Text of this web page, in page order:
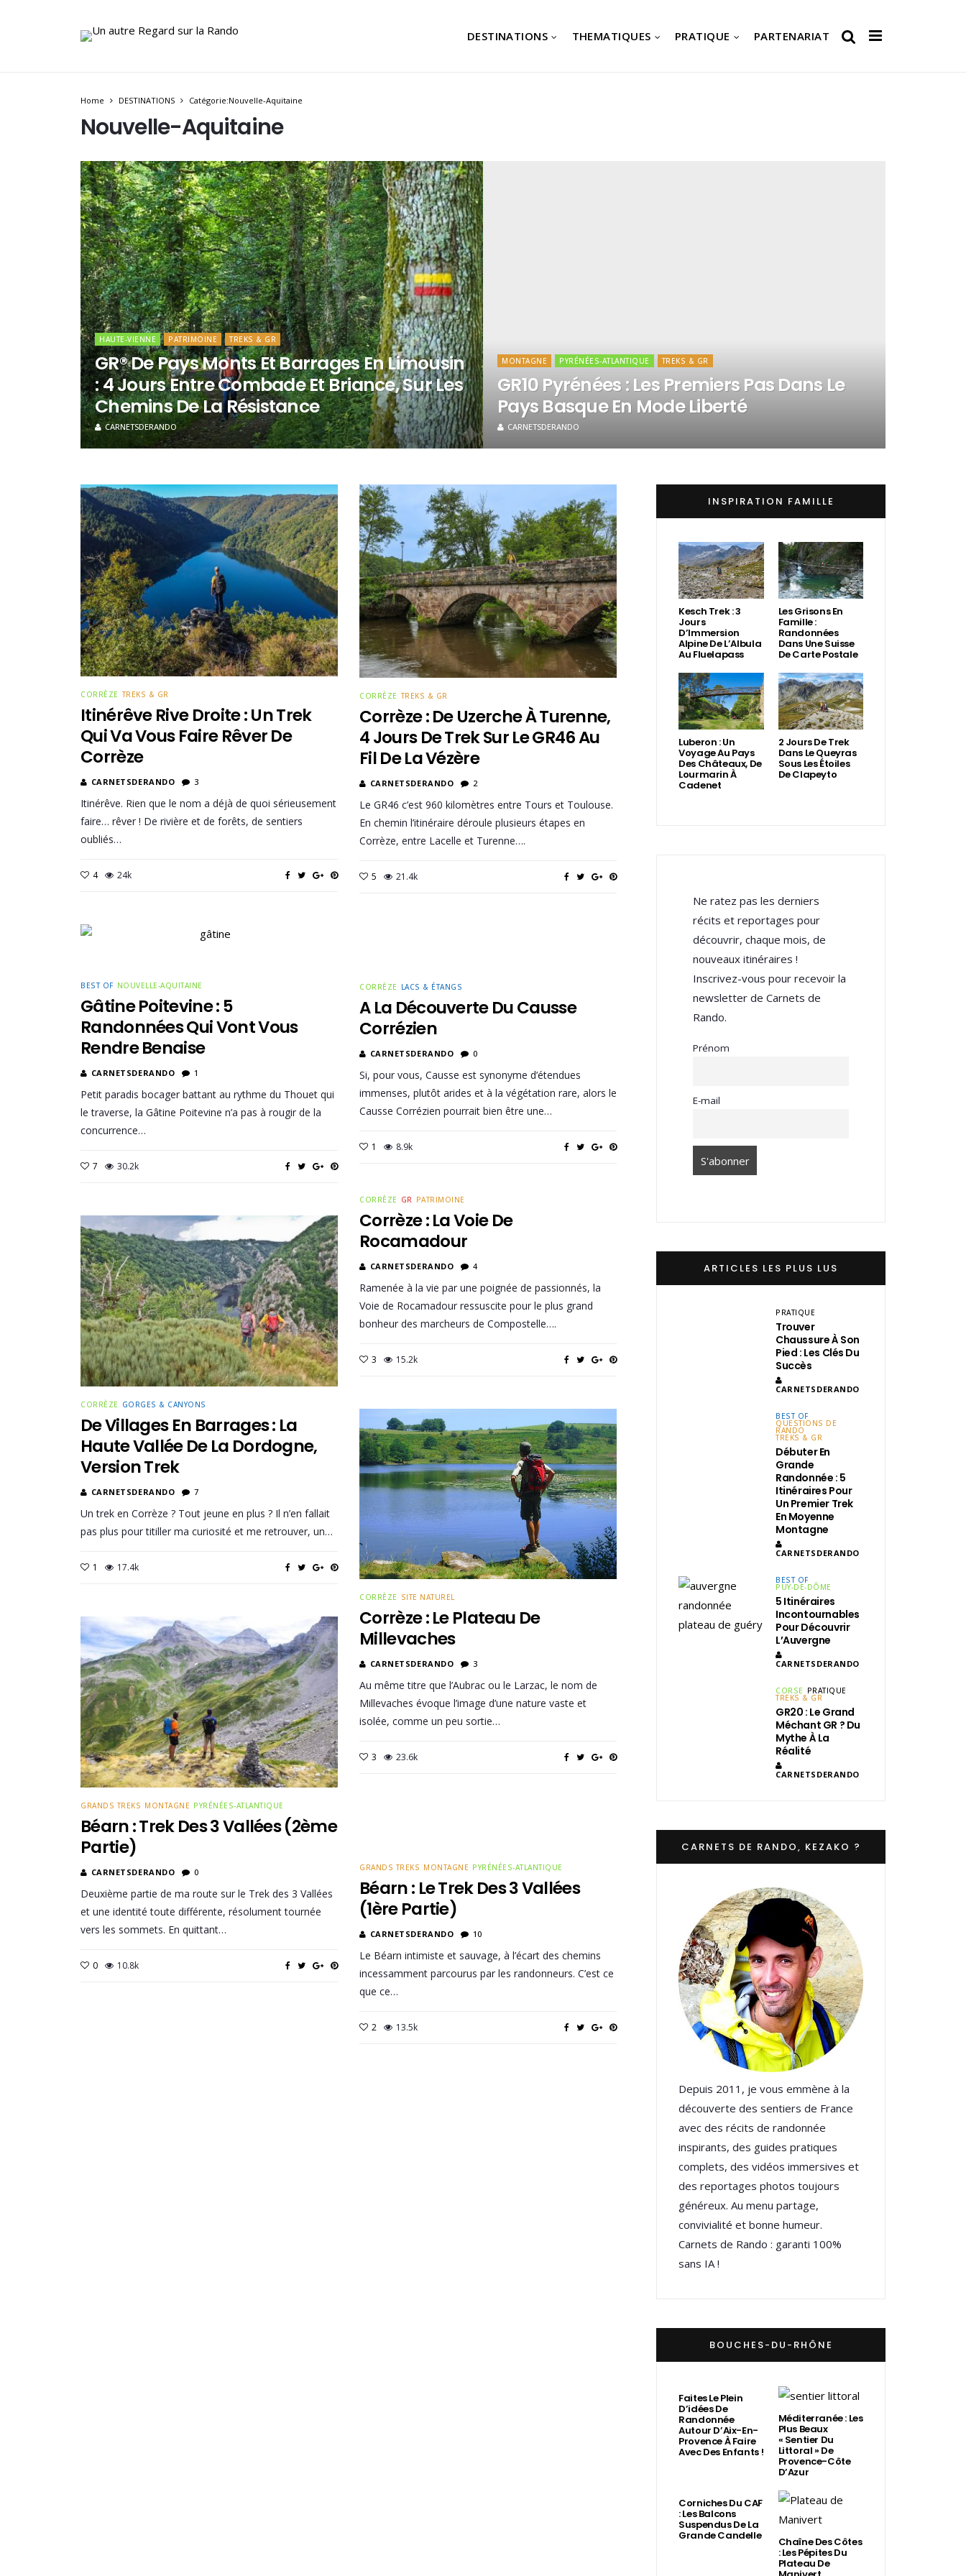
DESTINATIONS THEMATIQUES PRATIQUE PARTENARIAT
Home DESTINATIONS Catégorie:Nouvelle-Aquitaine
Nouvelle-Aquitaine
HAUTE-VIENNE PATRIMOINE TREKS & GR
GR® De Pays Monts Et Barrages En Limousin
: 4 Jours Entre Combade Et Briance, Sur Les
Chemins De La Résistance
CARNETSDERANDO
MONTAGNE PYRÉNÉES-ATLANTIQUE TREKS & GR
GR10 Pyrénées : Les Premiers Pas Dans Le
Pays Basque En Mode Liberté
CARNETSDERANDO
CORRÈZE TREKS & GR
Itinérêve Rive Droite : Un Trek
Qui Va Vous Faire Rêver De
Corrèze
CARNETSDERANDO 3
Itinérêve. Rien que le nom a déjà de quoi sérieusement
faire… rêver ! De rivière et de forêts, de sentiers
oubliés…
4 24k
CORRÈZE TREKS & GR
Corrèze : De Uzerche À Turenne,
4 Jours De Trek Sur Le GR46 Au
Fil De La Vézère
CARNETSDERANDO 2
Le GR46 c’est 960 kilomètres entre Tours et Toulouse.
En chemin l’itinéraire déroule plusieurs étapes en
Corrèze, entre Lacelle et Turenne….
5 21.4k
BEST OF NOUVELLE-AQUITAINE
Gâtine Poitevine : 5
Randonnées Qui Vont Vous
Rendre Benaise
CARNETSDERANDO 1
Petit paradis bocager battant au rythme du Thouet qui
le traverse, la Gâtine Poitevine n’a pas à rougir de la
concurrence…
7 30.2k
CORRÈZE LACS & ÉTANGS
A La Découverte Du Causse
Corrézien
CARNETSDERANDO 0
Si, pour vous, Causse est synonyme d’étendues
immenses, plutôt arides et à la végétation rare, alors le
Causse Corrézien pourrait bien être une…
1 8.9k
CORRÈZE GR PATRIMOINE
Corrèze : La Voie De
Rocamadour
CARNETSDERANDO 4
Ramenée à la vie par une poignée de passionnés, la
Voie de Rocamadour ressuscite pour le plus grand
bonheur des marcheurs de Compostelle….
3 15.2k
CORRÈZE GORGES & CANYONS
De Villages En Barrages : La
Haute Vallée De La Dordogne,
Version Trek
CARNETSDERANDO 7
Un trek en Corrèze ? Tout jeune en plus ? Il n’en fallait
pas plus pour titiller ma curiosité et me retrouver, un…
1 17.4k
CORRÈZE SITE NATUREL
Corrèze : Le Plateau De
Millevaches
CARNETSDERANDO 3
Au même titre que l’Aubrac ou le Larzac, le nom de
Millevaches évoque l’image d’une nature vaste et
isolée, comme un peu sortie…
3 23.6k
GRANDS TREKS MONTAGNE PYRÉNÉES-ATLANTIQUE
Béarn : Trek Des 3 Vallées (2ème
Partie)
CARNETSDERANDO 0
Deuxième partie de ma route sur le Trek des 3 Vallées
et une identité toute différente, résolument tournée
vers les sommets. En quittant…
0 10.8k
GRANDS TREKS MONTAGNE PYRÉNÉES-ATLANTIQUE
Béarn : Le Trek Des 3 Vallées
(1ère Partie)
CARNETSDERANDO 10
Le Béarn intimiste et sauvage, à l’écart des chemins
incessamment parcourus par les randonneurs. C’est ce
que ce…
2 13.5k
INSPIRATION FAMILLE
Kesch Trek : 3
Jours
D’Immersion
Alpine De L’Albula
Au Fluelapass
Les Grisons En
Famille :
Randonnées
Dans Une Suisse
De Carte Postale
Luberon : Un
Voyage Au Pays
Des Châteaux, De
Lourmarin À
Cadenet
2 Jours De Trek
Dans Le Queyras
Sous Les Étoiles
De Clapeyto
Ne ratez pas les derniers
récits et reportages pour
découvrir, chaque mois, de
nouveaux itinéraires !
Inscrivez-vous pour recevoir la
newsletter de Carnets de
Rando.
Prénom
E-mail
ARTICLES LES PLUS LUS
PRATIQUE
Trouver
Chaussure À Son
Pied : Les Clés Du
Succès
CARNETSDERANDO
BEST OF
QUESTIONS DE
RANDO
TREKS & GR
Débuter En
Grande
Randonnée : 5
Itinéraires Pour
Un Premier Trek
En Moyenne
Montagne
CARNETSDERANDO
BEST OF
PUY-DE-DÔME
5 Itinéraires
Incontournables
Pour Découvrir
L’Auvergne
CARNETSDERANDO
CORSE PRATIQUE
TREKS & GR
GR20 : Le Grand
Méchant GR ? Du
Mythe À La
Réalité
CARNETSDERANDO
CARNETS DE RANDO, KEZAKO ?
Depuis 2011, je vous emmène à la
découverte des sentiers de France
avec des récits de randonnée
inspirants, des guides pratiques
complets, des vidéos immersives et
des reportages photos toujours
généreux. Au menu partage,
convivialité et bonne humeur.
Carnets de Rando : garanti 100%
sans IA !
BOUCHES-DU-RHÔNE
Faites Le Plein
D’idées De
Randonnée
Autour D’Aix-En-
Provence À Faire
Avec Des Enfants !
Méditerranée : Les
Plus Beaux
« Sentier Du
Littoral » De
Provence-Côte
D’Azur
Corniches Du CAF
: Les Balcons
Suspendus De La
Grande Candelle Chaîne Des Côtes
: Les Pépites Du
Plateau De